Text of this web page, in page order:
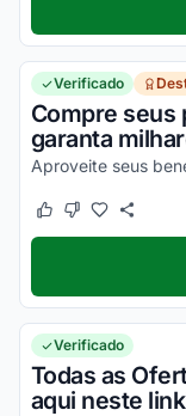
Verificado
Compre seus
garanta
Este cupom
Este cupom
Verificado
Todas as
aqui neste